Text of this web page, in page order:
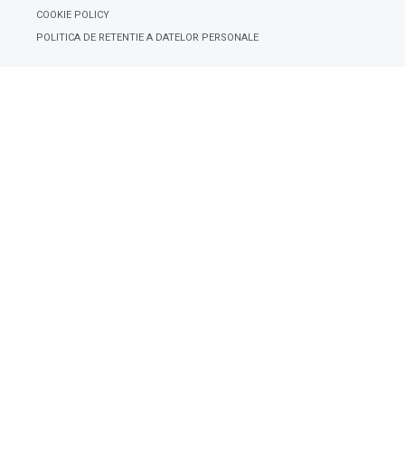
COOKIE POLICY
POLITICA DE RETENTIE A DATELOR PERSONALE